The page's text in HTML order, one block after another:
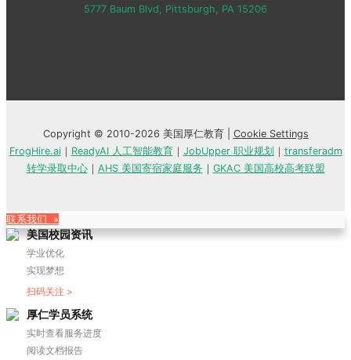
5777 Baum Blvd, Pittsburgh, PA 15206
Copyright © 2010-2026 美国厚仁教育 | Cookie Settings
FrogHire.ai｜ ReadyAI 人工智能教育｜ JobUpper 职业规划 ｜ transferadm
转学录取中心｜ AHS 美国寄宿家庭服务 ｜ GKAC 美国高校高考联盟
联系我们 »
美国校园资讯
学业优化
实现梦想
扫码关注 >
厚仁学员系统
实时查看服务进度
阅读文档报告